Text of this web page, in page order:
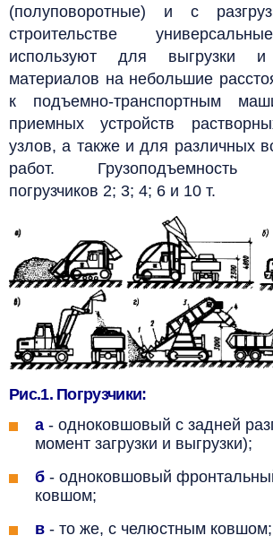
(полуповоротные) и с
строительстве
используют для выгрузки и
материалов на небольшие
к подъемно-транспортным
приемных устройств
узлов, а также и для различных
работ. Грузоподъемность
погрузчиков 2; 3; 4; 6 и 10 т.
Рис.1. Погрузчики:
a - одноковшовый с задней
момент загрузки и выгрузки);
б - одноковшовый
ковшом;
в - то же, с челюстным ковшом;